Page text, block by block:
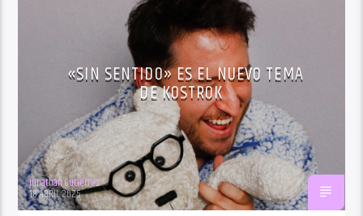
«SIN SENTIDO» ES EL NUEVO TEMA
DE KOSTROK
Jonathan Gutiérrez
18 ABRIL 2025